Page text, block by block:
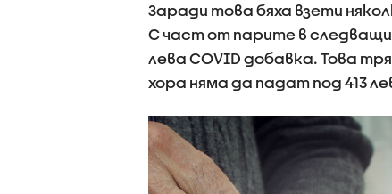
Заради това бяха взети
С част от парите в
лева COVID добавка. Това
хора няма да падат под 413